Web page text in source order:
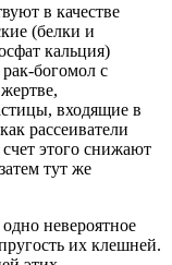
в качестве
(белки и
кальция)
богомол с
входящие в
как рассеиватели
этого снижают
тут же
невероятное
их клешней.